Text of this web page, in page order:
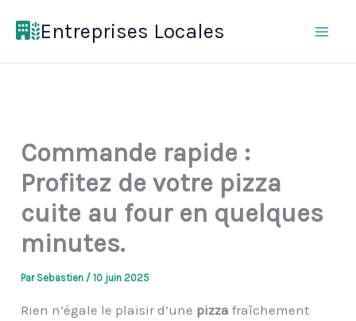
Entreprises Locales
Commande rapide :
Profitez de votre pizza
cuite au four en quelques
minutes.
Par Sebastien /10 juin 2025
Rien n’égale le plaisir d’une pizza fraîchement